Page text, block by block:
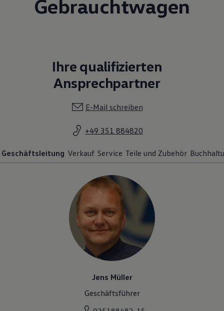
Ansprechpartner
Geschäftsleitung Verkauf Service Teile und Zubehör
Jens Müller
Geschäftsführer
035188482-15
E-Mail schreiben